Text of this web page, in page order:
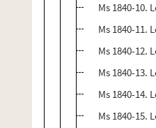
Ms 1840-10.
Ms 1840-11.
Ms 1840-12.
Ms 1840-13.
Ms 1840-14.
Ms 1840-15.